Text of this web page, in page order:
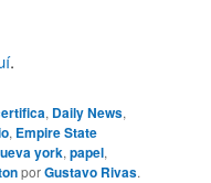
.
, Daily News,
, Empire State
york, papel,
porGustavo Rivas.